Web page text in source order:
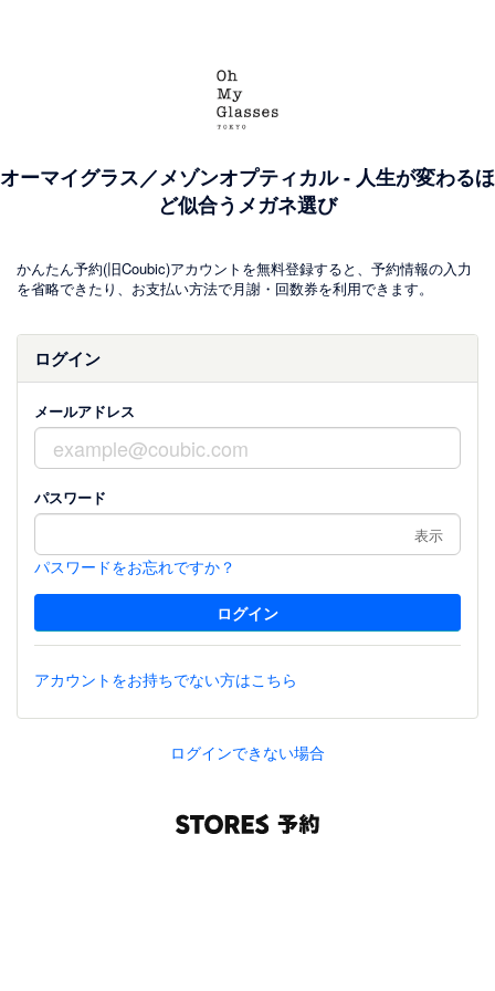
オーマイグラス／メゾンオプティカル - 人生が変わるほ
ど似合うメガネ選び
かんたん予約(旧Coubic)アカウントを無料登録すると、予約情報の入力
を省略できたり、お支払い方法で月謝・回数券を利用できます。
ログイン
メールアドレス
パスワード
表示
パスワードをお忘れですか？
アカウントをお持ちでない方はこちら
ログインできない場合